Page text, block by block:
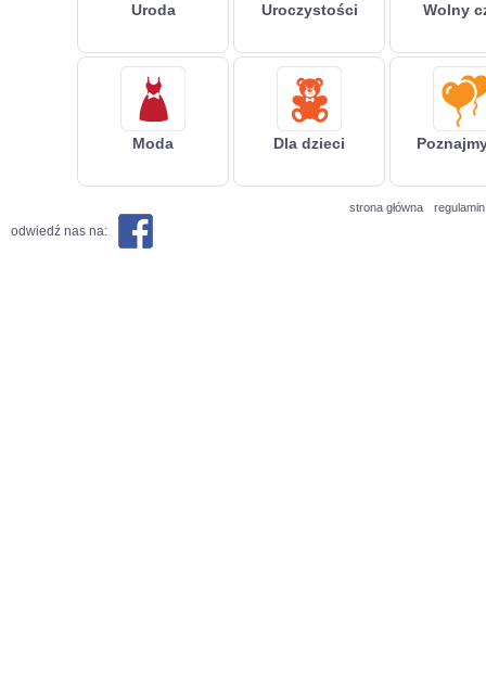
Uroda Uroczystości Wolny
Moda Dla dzieci
strona główna regulamin
odwiedź nas na: